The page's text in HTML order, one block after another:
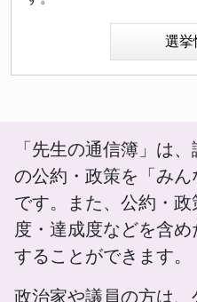
選挙
「先生の通信簿」は
の公約・政策を「み
です。また、公約・
度・達成度などを含
することができます。
政治家や議員の方は